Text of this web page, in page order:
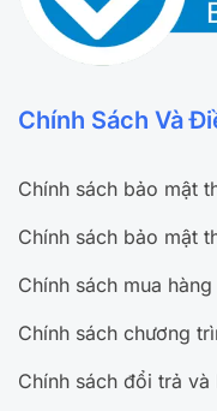
Chính Sách Và
Chính sách bảo mật
Chính sách bảo mật
Chính sách mua
Chính sách chương
Chính sách đổi trả và